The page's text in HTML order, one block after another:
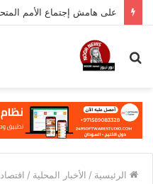
بحث
الرئيسية / الأخبار المحلية / اقتصاد